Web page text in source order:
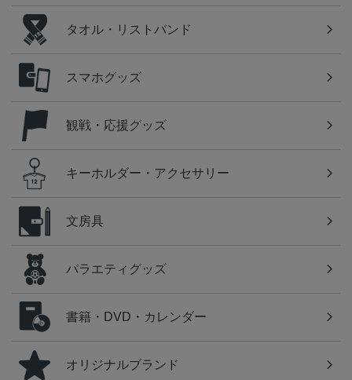
タオル・リストバンド
スマホグッズ
観戦・応援グッズ
キーホルダー・アクセサリー
文房具
バラエティグッズ
書籍・DVD・カレンダー
オリジナルブランド